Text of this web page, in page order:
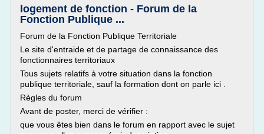
logement de fonction - Forum de la
Fonction Publique ...
Forum de la Fonction Publique Territoriale
Le site d'entraide et de partage de connaissance des
fonctionnaires territoriaux
Tous sujets relatifs à votre situation dans la fonction
publique territoriale, sauf la formation dont on parle ici .
Règles du forum
Avant de poster, merci de vérifier :
que vous êtes bien dans le forum en rapport avec le sujet